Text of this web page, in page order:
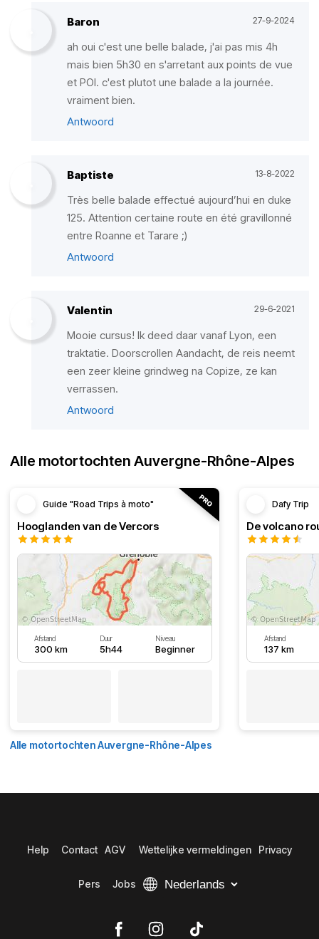
Baron 27-9-2024
ah oui c'est une belle balade, j'ai pas mis 4h
mais bien 5h30 en s'arretant aux points de vue
et POI. c'est plutot une balade a la journée.
vraiment bien.
Antwoord
Baptiste 13-8-2022
Très belle balade effectué aujourd’hui en duke
125. Attention certaine route en été gravillonné
entre Roanne et Tarare ;)
Antwoord
Valentin 29-6-2021
Mooie cursus! Ik deed daar vanaf Lyon, een
traktatie. Doorscrollen Aandacht, de reis neemt
een zeer kleine grindweg na Copize, ze kan
verrassen.
Antwoord
Alle motortochten Auvergne-Rhône-Alpes
Guide "Road Trips à moto"
Hooglanden van de Vercors
Afstand
300 km
Duur
5h44
Niveau
Beginner
Dafy Trip
De volcano
Afstand
137 km
Alle motortochten Auvergne-Rhône-Alpes
Help Contact AGV Wettelijke vermeldingen Privacy
Pers Jobs